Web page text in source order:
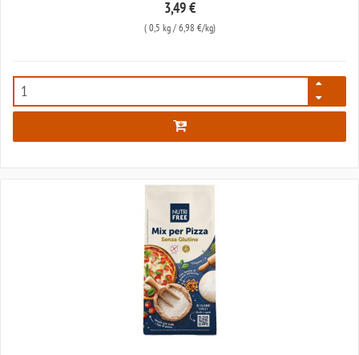
3,49 €
( 0,5 kg/ 6,98 €/kg)
140